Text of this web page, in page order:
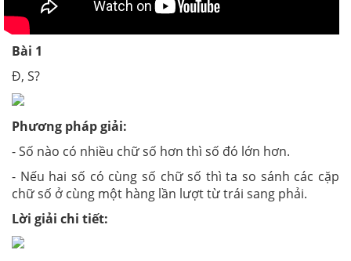
Bài 1
Đ, S?
Phương pháp giải:
- Số nào có nhiều chữ số hơn thì số đó lớn hơn.
- Nếu hai số có cùng số chữ số thì ta so sánh các cặp
chữ số ở cùng một hàng lần lượt từ trái sang phải.
Lời giải chi tiết: